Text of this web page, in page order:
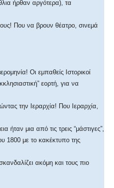
ήρθαν αργότερα), τα
Που να βρουν θέατρο, σινεμά
Οι εμπαθείς Ιστορικοί
εορτή, για να
την Ιεραρχία! Που Ιεραρχία,
ήταν μια από τις τρεις “μάστιγες”,
1800 με το κακέκτυπο της
ακόμη και τους πιο